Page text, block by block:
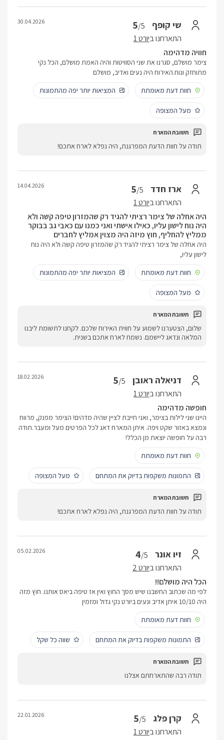
שי קופף 5/5
התארחנו ביורט 1
30.04.2026
חוויה מדהימה
צימר מושלם, סגרנו את שני הסוויטות והיה האמת מושלם, הכל נקי
מתוחזק ונוח.האירוח היה נעים ואדיב, מושלם
חוות דעת מאומתת
המציאות יותר יפה מהתמונות
מעל המצופה
תודה על חוות הדעת המפרגנת, היה נפלא לארח אתכם!
ארז חדד 5/5
התארחנו ביורט 1
14.04.2026
היה אחלה של צימר רציתי להגיד רק שהמזרון טיפה קשה ולא
היה נוח לישון עליו, כאילו אישתי ואני כמנו עם כאבי גב בבוקר
ממליץ להחליף, חוץ מיזה היה מצוין אמליץ לחברים
היה אחלה של צימר רציתי להגיד רק שהמזרון טיפה קשה ולא היה נוח
לישון עליו,
חוות דעת מאומתת
המציאות יותר יפה מהתמונות
מעל המצופה
שלום, הצטערנו לשמוע על חווית האירוח שלכם. לקחנו לתשומת ליבנו
המלאה ונדאג ליישמם. נשמח לארח אתכם בשנית.
דניאלה ראובן 5/5
התארחנו ביורט 1
18.02.2026
חופשה מדהימה
היינו שני לילות בצימר, ואני חייבת לציין שהיה מדהים! הצימר מפנק, מרווח
ונמצא באזור שקט ויפה. איתן המארח דאג לכל הפרטים מעל ומעבר.תודה
רבה על חופשה יוצאת מן הכלל!
חוות דעת מאומתת
התמונות משקפות בדיוק את המתחם מעל המצופה
תודה על חוות הדעת המפרגנת, היה נפלא לארח אתכם!
זיו אונר 4/5
התארחנו ביורט 2
05.02.2026
הכל היה מושלם!!
לפי מה שכתוב החשבנו שיש מסך החוץ ואין אז טיפה ביאס אותנו. חוץ מזה
היה 10/10 איתן אדיב ונעים ביורט נקי גדול ומזמין
חוות דעת מאומתת
התמונות משקפות בדיוק את המתחם שווה כל שקל
תודה רבה שהתארחתם אצלנו
קרן פלג 5/5
התארחנו ביורט 1
22.01.2026